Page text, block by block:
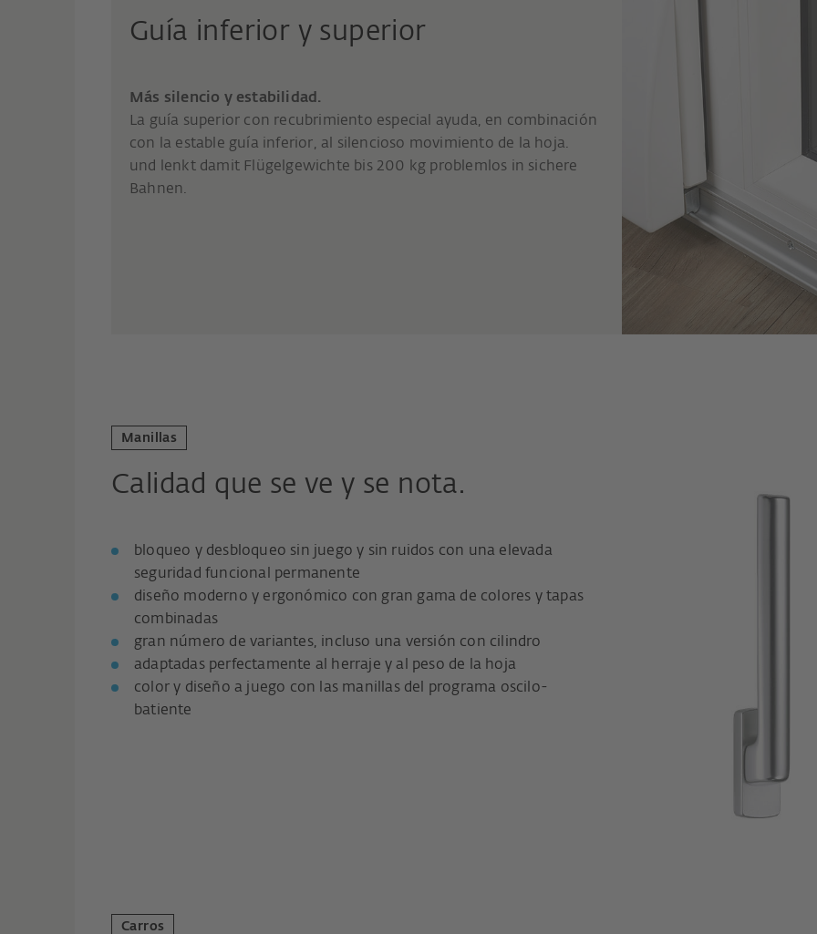
Guía inferior y superior
Más silencio y estabilidad.
La guía superior con recubrimiento especial ayuda, en combinación
con la estable guía inferior, al silencioso movimiento de la hoja.
und lenkt damit Flügelgewichte bis 200 kg problemlos in sichere
Bahnen.
Manillas
Calidad que se ve y se nota.
bloqueo y desbloqueo sin juego y sin ruidos con una elevada
seguridad funcional permanente
diseño moderno y ergonómico con gran gama de colores y tapas
combinadas
gran número de variantes, incluso una versión con cilindro
adaptadas perfectamente al herraje y al peso de la hoja
color y diseño a juego con las manillas del programa oscilo-
batiente
Carros